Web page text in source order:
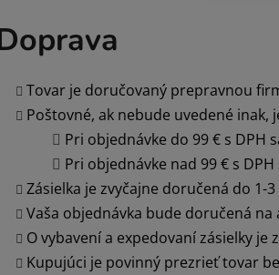
Tovar je doručovaný prepravnou
Poštovné, ak nebude uvedené inak,
Pri objednávke do 99 € s DPH
Pri objednávke nad 99 € s
Zásielka je zvyčajne doručená do 1-
Vaša objednávka bude doručená
O vybavení a expedovaní zásielky
Kupujúci je povinný prezrieť tovar